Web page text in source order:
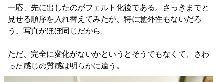
一応、先に出したのがフェルト化後である。さっきまでと
見せる順序を入れ替えてみたが、特に意外性もないだろ
う。写真がほぼ同じだから。
ただ、完全に変化がないかというとそうでもなくて、さわ
った感じの質感は明らかに違う。